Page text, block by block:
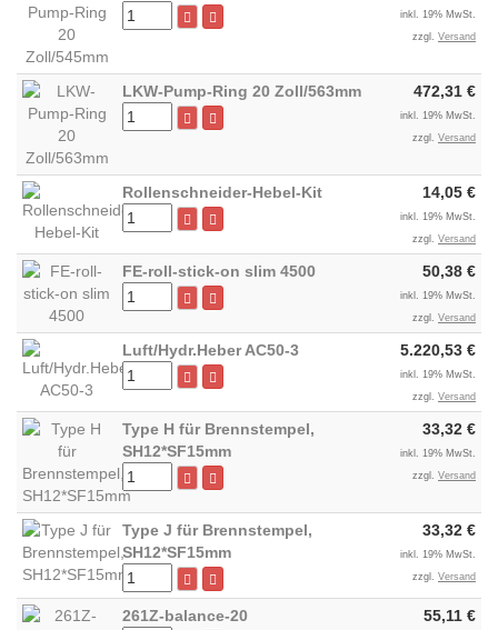
inkl. 19% MwSt.
zzgl. Versand
LKW-Pump-Ring 20 Zoll/563mm 472,31 €
inkl. 19% MwSt.
zzgl. Versand
Rollenschneider-Hebel-Kit 14,05 €
inkl. 19% MwSt.
zzgl. Versand
FE-roll-stick-on slim 4500 50,38 €
inkl. 19% MwSt.
zzgl. Versand
Luft/Hydr.Heber AC50-3 5.220,53 €
inkl. 19% MwSt.
zzgl. Versand
Type H für Brennstempel,
SH12*SF15mm
33,32 €
inkl. 19% MwSt.
zzgl. Versand
Type J für Brennstempel,
SH12*SF15mm
33,32 €
inkl. 19% MwSt.
zzgl. Versand
261Z-balance-20 55,11 €